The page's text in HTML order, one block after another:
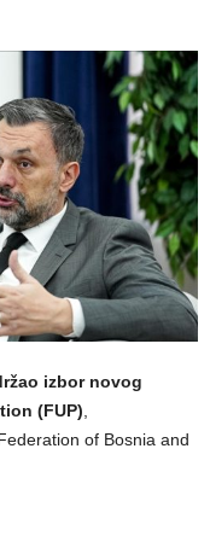
izbor novog
(FUP)
of Bosnia and